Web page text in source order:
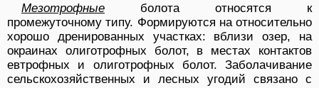
Мезотрофные болота относятся к
промежуточному типу. Формируются на относительно
хорошо дренированных участках: вблизи озер, на
окраинах олиготрофных болот, в местах контактов
евтрофных и олиготрофных болот. Заболачивание
сельскохозяйственных и лесных угодий связано с